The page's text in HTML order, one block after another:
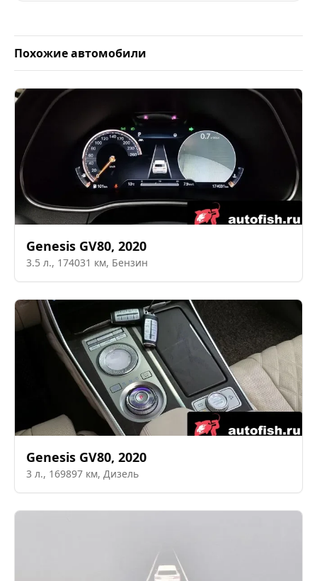
Похожие автомобили
Genesis GV80, 2020
3.5 л., 174031 км, Бензин
Genesis GV80, 2020
3 л., 169897 км, Дизель